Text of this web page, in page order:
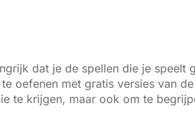
dat je de spellen die je speelt
oefenen met gratis versies van
te krijgen, maar ook om te